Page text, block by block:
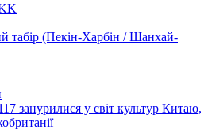
табір (Пекін-Харбін / Шанхай-
занурилися у світ культур Китаю,